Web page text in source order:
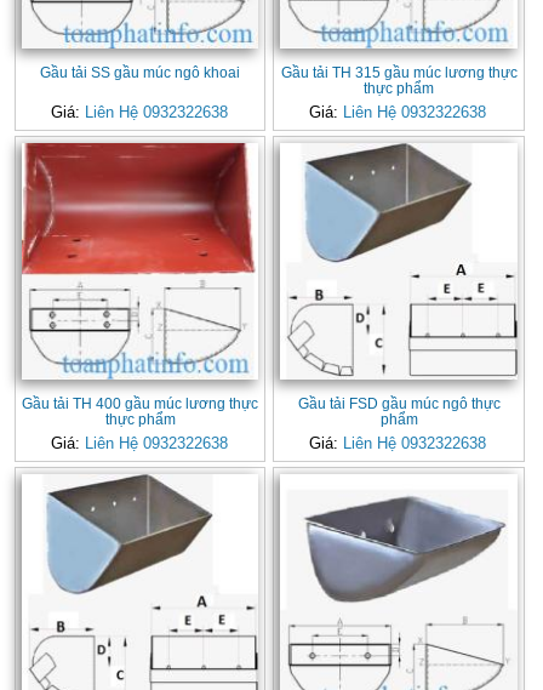
Gầu tải SS gầu múc ngô khoai
Giá: Liên Hệ 0932322638
Gầu tải TH 315 gầu múc lương thực
thực phẩm
Giá: Liên Hệ 0932322638
Gầu tải TH 400 gầu múc lương thực
thực phẩm
Giá: Liên Hệ 0932322638
Gầu tải FSD gầu múc ngô thực
phẩm
Giá: Liên Hệ 0932322638